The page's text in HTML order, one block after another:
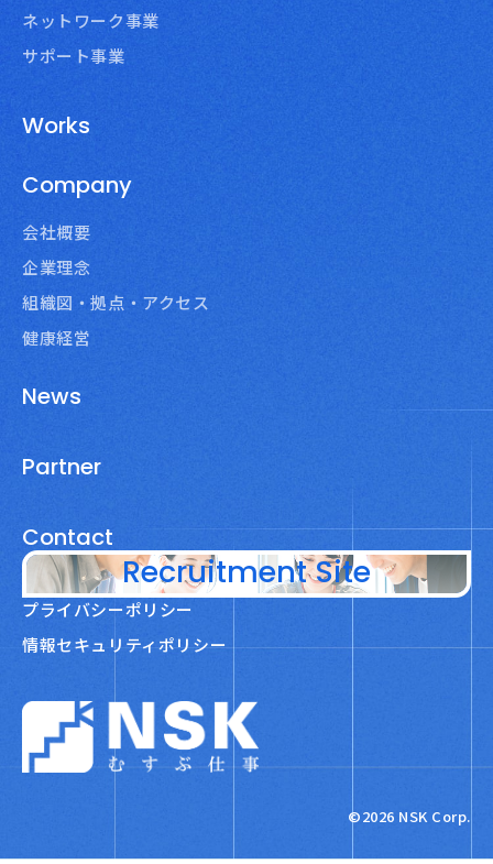
ネットワーク事業
サポート事業
Works
Company
会社概要
企業理念
組織図・拠点・アクセス
健康経営
News
Partner
Contact
Recruitment Site
プライバシーポリシー
情報セキュリティポリシー
©2026 NSK Corp.